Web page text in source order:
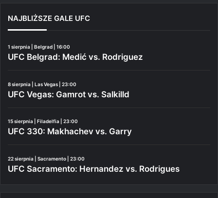
NAJBLIŻSZE GALE UFC
1 sierpnia | Belgrad | 16:00
UFC Belgrad: Medić vs. Rodriguez
8 sierpnia | Las Vegas | 23:00
UFC Vegas: Gamrot vs. Salkilld
15 sierpnia | Filadelfia | 23:00
UFC 330: Makhachev vs. Garry
22 sierpnia | Sacramento | 23:00
UFC Sacramento: Hernandez vs. Rodrigues